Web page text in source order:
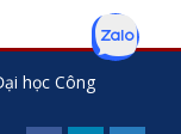
học Công